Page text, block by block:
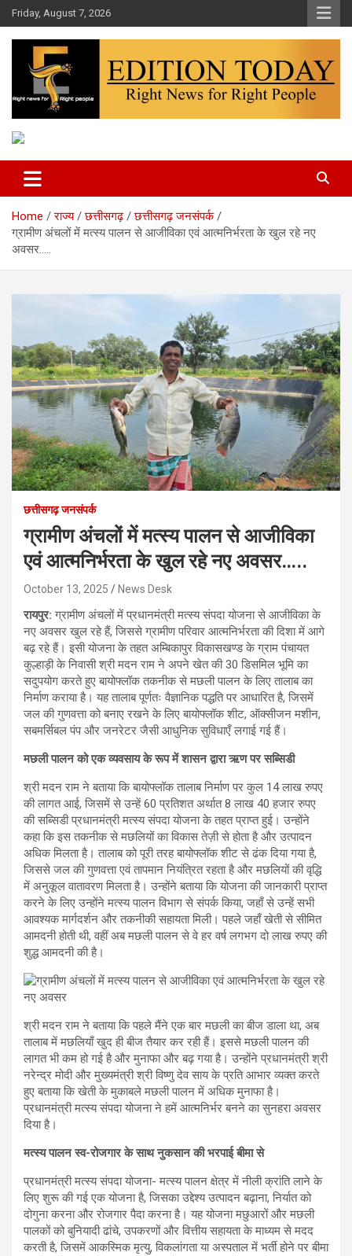
Skip
to
content
Friday, August 7, 2026
Edition Today
Home राज्य छत्तीसगढ़
छत्तीसगढ़ जनसंपर्क
ग्रामीण अंचलों में मत्स्य पालन से आजीविका एवं आत्मनिर्भरता के खुल रहे नए
अवसर…..
छत्तीसगढ़ जनसंपर्क
ग्रामीण अंचलों में मत्स्य पालन से आजीविका
एवं आत्मनिर्भरता के खुल रहे नए अवसर…..
October 13, 2025 News Desk
रायपुर:ग्रामीण अंचलों में प्रधानमंत्री मत्स्य संपदा योजना से आजीविका के
नए अवसर खुल रहे हैं, जिससे ग्रामीण परिवार आत्मनिर्भरता की दिशा में आगे
बढ़ रहे हैं। इसी योजना के तहत अम्बिकापुर विकासखण्ड के ग्राम पंचायत
कुल्हाड़ी के निवासी श्री मदन राम ने अपने खेत की 30 डिसमिल भूमि का
सदुपयोग करते हुए बायोफ्लॉक तकनीक से मछली पालन के लिए तालाब का
निर्माण कराया है। यह तालाब पूर्णतः वैज्ञानिक पद्धति पर आधारित है, जिसमें
जल की गुणवत्ता को बनाए रखने के लिए बायोफ्लॉक शीट, ऑक्सीजन मशीन,
सबमर्सिबल पंप और जनरेटर जैसी आधुनिक सुविधाएँ लगाई गई हैं।
मछली पालन को एक व्यवसाय के रूप में शासन द्वारा ऋण पर सब्सिडी
श्री मदन राम ने बताया कि बायोफ्लॉक तालाब निर्माण पर कुल 14 लाख रुपए
की लागत आई, जिसमें से उन्हें 60 प्रतिशत अर्थात 8 लाख 40 हजार रुपए
की सब्सिडी प्रधानमंत्री मत्स्य संपदा योजना के तहत प्राप्त हुई। उन्होंने
कहा कि इस तकनीक से मछलियों का विकास तेज़ी से होता है और उत्पादन
अधिक मिलता है। तालाब को पूरी तरह बायोफ्लॉक शीट से ढंक दिया गया है,
जिससे जल की गुणवत्ता एवं तापमान नियंत्रित रहता है और मछलियों की वृद्धि
में अनुकूल वातावरण मिलता है। उन्होंने बताया कि योजना की जानकारी प्राप्त
करने के लिए उन्होंने मत्स्य पालन विभाग से संपर्क किया, जहाँ से उन्हें सभी
आवश्यक मार्गदर्शन और तकनीकी सहायता मिली। पहले जहाँ खेती से सीमित
आमदनी होती थी, वहीं अब मछली पालन से वे हर वर्ष लगभग दो लाख रुपए की
शुद्ध आमदनी की है।
श्री मदन राम ने बताया कि पहले मैंने एक बार मछली का बीज डाला था, अब
तालाब में मछलियाँ खुद ही बीज तैयार कर रही हैं। इससे मछली पालन की
लागत भी कम हो गई है और मुनाफा और बढ़ गया है। उन्होंने प्रधानमंत्री श्री
नरेन्द्र मोदी और मुख्यमंत्री श्री विष्णु देव साय के प्रति आभार व्यक्त करते
हुए बताया कि खेती के मुकाबले मछली पालन में अधिक मुनाफा है।
प्रधानमंत्री मत्स्य संपदा योजना ने हमें आत्मनिर्भर बनने का सुनहरा अवसर
दिया है।
मत्स्य पालन स्व-रोजगार के साथ नुकसान की भरपाई बीमा से
प्रधानमंत्री मत्स्य संपदा योजना- मत्स्य पालन क्षेत्र में नीली क्रांति लाने के
लिए शुरू की गई एक योजना है, जिसका उद्देश्य उत्पादन बढ़ाना, निर्यात को
दोगुना करना और रोजगार पैदा करना है। यह योजना मछुआरों और मछली
पालकों को बुनियादी ढांचे, उपकरणों और वित्तीय सहायता के माध्यम से मदद
करती है, जिसमें आकस्मिक मृत्यु, विकलांगता या अस्पताल में भर्ती होने पर बीमा